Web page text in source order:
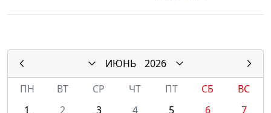
ИЮНЬ
2026
ПН
ВТ СР ЧТ ПТ СБ
ВС
1
2 3 4 5 6
7